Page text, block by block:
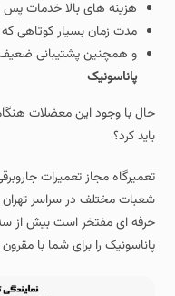
هزینه های بالا خدمات پس
مدت زمان بسیار کوتاهی
و همچنین پشتیبانی
پاناسونیک
حال با وجود این معضلات
باید کرد؟
تعمیرگاه مجاز تعمیرات
شعبات مختلف در سراسر
حرفه ای مفتخر است بیش از
پاناسونیک را برای شما با